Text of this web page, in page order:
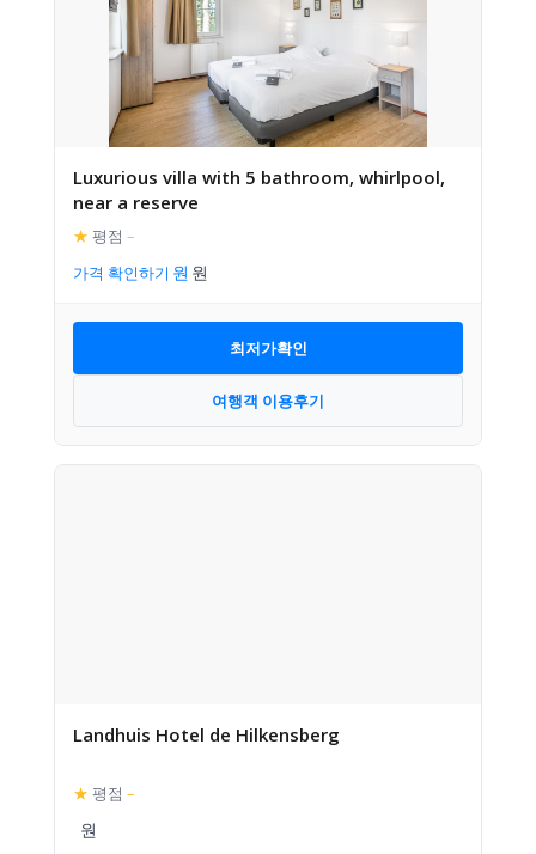
Luxurious villa with 5 bathroom, whirlpool,
near a reserve
★ 평점 –
가격 확인하기
최저가확인
여행객 이용후기
Landhuis Hotel de Hilkensberg
★ 평점 –